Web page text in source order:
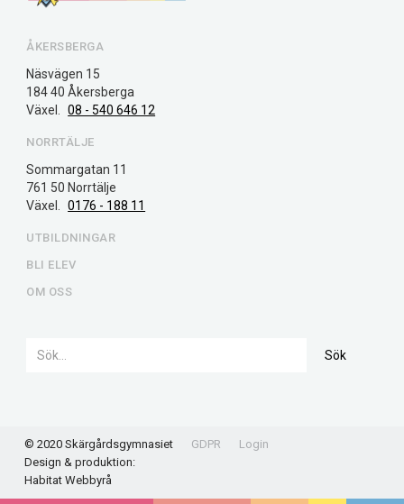
ÅKERSBERGA
Näsvägen 15
184 40 Åkersberga
Växel.
08 - 540 646 12
NORRTÄLJE
Sommargatan 11
761 50 Norrtälje
Växel.
0176 - 188 11
UTBILDNINGAR
BLI ELEV
OM OSS
© 2020 Skärgårdsgymnasiet GDPR
Login
Design & produktion:
Habitat Webbyrå